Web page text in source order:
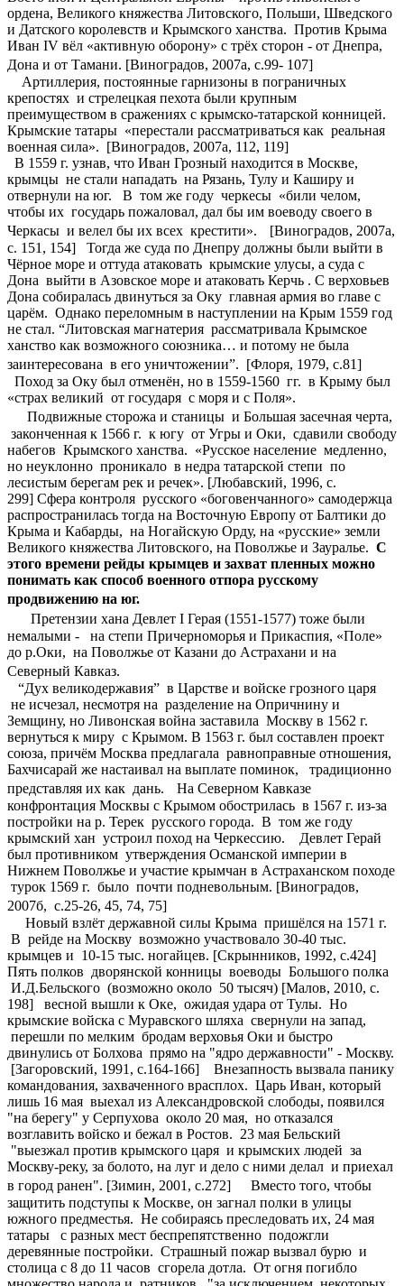
ордена, Великого княжества Литовского, Польши, Шведского
и Датского королевств и Крымского ханства. Против Крыма
Иван IV вёл «активную оборону» с трёх сторон - от Днепра,
Дона и от Тамани. [Виноградов, 2007а, с.99- 107]
Артиллерия, постоянные гарнизоны в пограничных
крепостях и стрелецкая пехота были крупным
преимуществом в сражениях с крымско-татарской конницей.
Крымские татары «перестали рассматриваться как реальная
военная сила». [Виноградов, 2007a, 112, 119]
В 1559 г. узнав, что Иван Грозный находится в Москве,
крымцы не стали нападать на Рязань, Тулу и Каширу и
отвернули на юг. В том же году черкесы «били челом,
чтобы их государь пожаловал, дал бы им воеводу своего в
Черкасы и велел бы их всех крестити». [Виноградов, 2007а,
с. 151, 154] Тогда же суда по Днепру должны были выйти в
Чёрное море и оттуда атаковать крымские улусы, а суда с
Дона выйти в Азовское море и атаковать Керчь . С верховьев
Дона собиралась двинуться за Оку главная армия во главе с
царём. Однако переломным в наступлении на Крым 1559 год
не стал. “Литовская магнатерия рассматривала Крымское
ханство как возможного союзника… и потому не была
заинтересована в его уничтожении”. [Флоря, 1979, с.81]
Поход за Оку был отменён, но в 1559-1560 гг. в Крыму был
«страх великий от государя с моря и с Поля».
Подвижные сторожа и станицы и Большая засечная черта,
законченная к 1566 г. к югу от Угры и Оки, сдавили свободу
набегов Крымского ханства. «Русское население медленно,
но неуклонно проникало в недра татарской степи по
лесистым берегам рек и речек». [Любавский, 1996, с.
299] Сфера контроля русского «боговенчанного» самодержца
распространилась тогда на Восточную Европу от Балтики до
Крыма и Кабарды, на Ногайскую Орду, на «русские» земли
Великого княжества Литовского, на Поволжье и Зауралье. С
этого времени рейды крымцев и захват пленных можно
понимать как способ военного отпора русскому
продвижению на юг.
Претензии хана Девлет I Герая (1551-1577) тоже были
немалыми - на степи Причерноморья и Прикаспия, «Поле»
до р.Оки, на Поволжье от Казани до Астрахани и на
Северный Кавказ.
“Дух великодержавия” в Царстве и войске грозного царя
не исчезал, несмотря на разделение на Опричнину и
Земщину, но Ливонская война заставила Москву в 1562 г.
вернуться к миру с Крымом. В 1563 г. был составлен проект
союза, причём Москва предлагала равноправные отношения,
Бахчисарай же настаивал на выплате поминок, традиционно
представляя их как дань. На Северном Кавказе
конфронтация Москвы с Крымом обострилась в 1567 г. из-за
постройки на р. Терек русского города. В том же году
крымский хан устроил поход на Черкессию. Девлет Герай
был противником утверждения Османской империи в
Нижнем Поволжье и участие крымчан в Астраханском походе
турок 1569 г. было почти подневольным. [Виноградов,
2007б, с.25-26, 45, 74, 75]
Новый взлёт державной силы Крыма пришёлся на 1571 г.
В рейде на Москву возможно участвовало 30-40 тыс.
крымцев и 10-15 тыс. ногайцев. [Скрынников, 1992, с.424]
Пять полков дворянской конницы воеводы Большого полка
И.Д.Бельского (возможно около 50 тысяч) [Малов, 2010, с.
198] весной вышли к Оке, ожидая удара от Тулы. Но
крымские войска с Муравского шляха свернули на запад,
перешли по мелким бродам верховья Оки и быстро
двинулись от Болхова прямо на "ядро державности" - Москву.
[Загоровский, 1991, с.164-166] Внезапность вызвала панику
командования, захваченного врасплох. Царь Иван, который
лишь 16 мая выехал из Александровской слободы, появился
"на берегу" у Серпухова около 20 мая, но отказался
возглавить войско и бежал в Ростов. 23 мая Бельский
"выезжал против крымского царя и крымских людей за
Москву-реку, за болото, на луг и дело с ними делал и приехал
в город ранен". [Зимин, 2001, с.272] Вместо того, чтобы
защитить подступы к Москве, он загнал полки в улицы
южного предместья. Не собираясь преследовать их, 24 мая
татары с разных мест беспрепятственно подожгли
деревянные постройки. Страшный пожар вызвал бурю и
столица с 8 до 11 часов сгорела дотла. От огня погибло